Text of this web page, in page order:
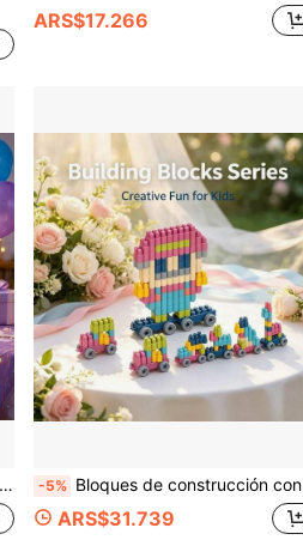
ARS$17.266
-5% Bloques de construcción con forma de bala, compatibles con modelos de automóviles de ensamblaje libre, desarrollan la coordinación mano-ojo y la creatividad espacial de los niños. Adecuado para juegos de escritorio en el hogar, interacción familiar en el patio, ocio en fiestas festivas, regalo perfecto para Navidad, Halloween, fiestas de cumpleaños.
ARS$31.739